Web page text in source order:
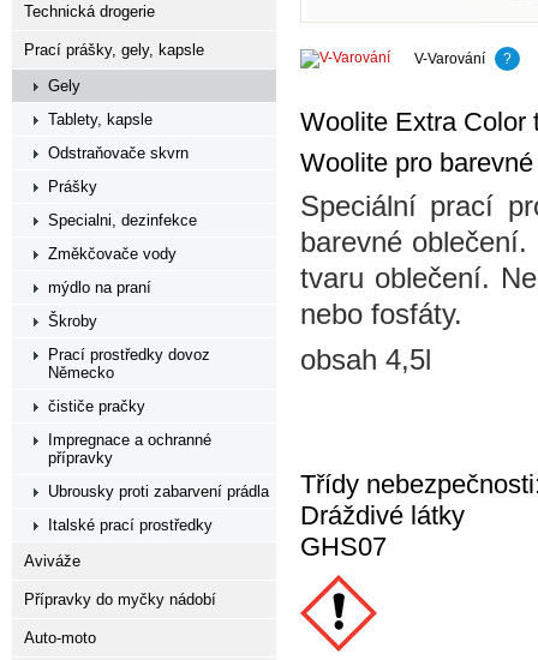
V-Varování ?
Woolite Extra
Woolite pro
Speciální prací
barevné
tvaru oblečení.
nebo fosfáty.
obsah 4,5l
Třídy
Dráždivé látky
GHS07
Technická drogerie
Prací prášky, gely, kapsle
Gely
Tablety, kapsle
Odstraňovače skvrn
Prášky
Specialni, dezinfekce
Změkčovače vody
mýdlo na praní
Škroby
Prací prostředky dovoz
Německo
čističe pračky
Impregnace a ochranné
přípravky
Ubrousky proti zabarvení prádla
Italské prací prostředky
Aviváže
Přípravky do myčky nádobí
Auto-moto